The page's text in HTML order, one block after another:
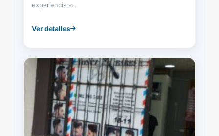
experiencia a...
Ver detalles